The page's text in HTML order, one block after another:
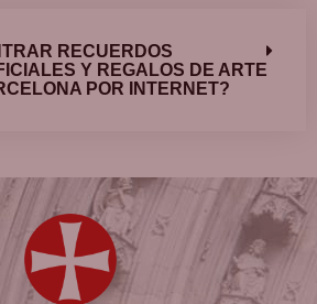
RECUERDOS
Y REGALOS DE ARTE
POR INTERNET?